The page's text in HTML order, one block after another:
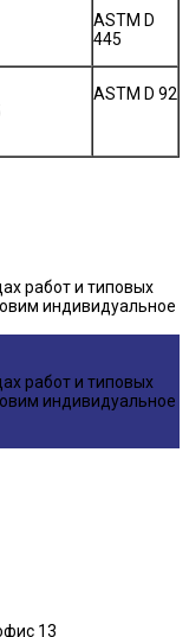
ASTM D
445
ASTM D 92
работ и типовых
индивидуальное
работ и типовых
индивидуальное
13